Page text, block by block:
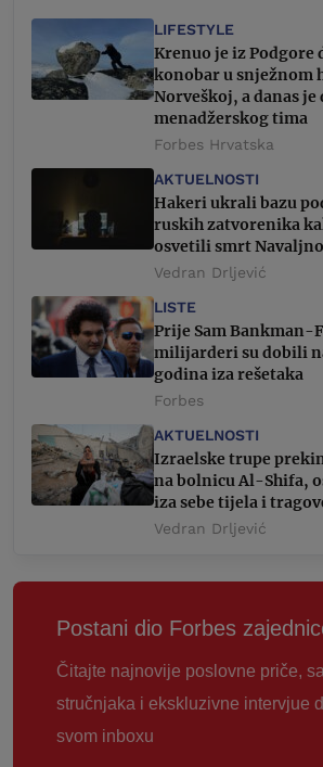
LIFESTYLE
Krenuo je iz Podgore
konobar u snježnom
Norveškoj, a danas je
menadžerskog tima
Forbes Hrvatska
AKTUELNOSTI
Hakeri ukrali bazu
ruskih zatvorenika
osvetili smrt
Vedran Drljević
LISTE
Prije Sam Bankman-
milijarderi su dobili
godina iza rešetaka
Forbes
AKTUELNOSTI
Izraelske trupe
na bolnicu Al-Shifa,
iza sebe tijela i
Vedran Drljević
Postani dio Forbes
Čitajte najnovije poslovne priče,
stručnjaka i ekskluzivne intervjue
svom inboxu